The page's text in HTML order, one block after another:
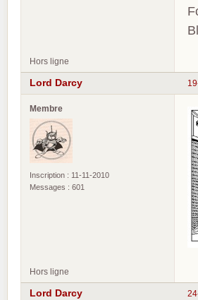
Hors ligne
Lord Darcy
Membre
Inscription : 11-11-2010
Messages : 601
Hors ligne
Lord Darcy